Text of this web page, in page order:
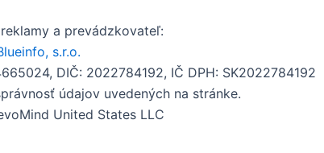
a prevádzkovateľ:
s.r.o.
DIČ: 2022784192, IČ DPH: SK2022784192
údajov uvedených na stránke.
United States LLC